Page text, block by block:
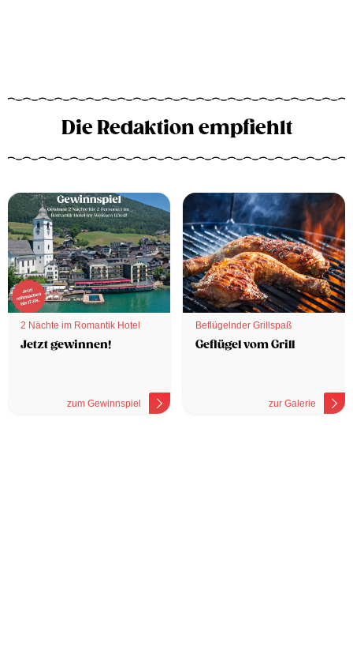
Die Redaktion empfiehlt
2 Nächte im Romantik Hotel
Jetzt gewinnen!
zum Gewinnspiel
Beflügelnder Grillspaß
Geflügel vom Grill
zur Galerie